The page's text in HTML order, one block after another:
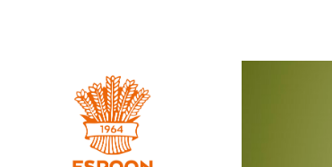
Espoon
Eläkeläiset
ry